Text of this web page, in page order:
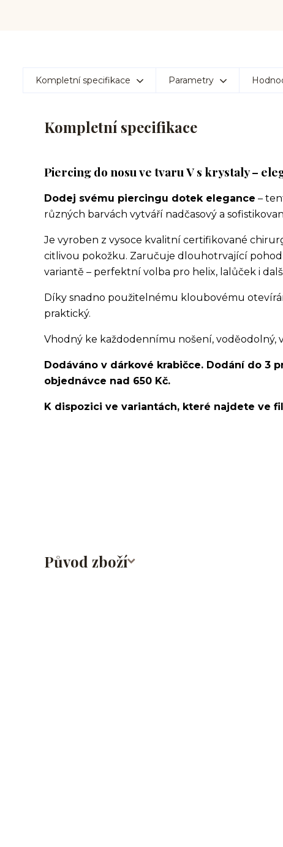
Kompletní specifikace Parametry
Kompletní specifikace
Piercing do nosu ve tvaru V s krystaly –
Dodej svému piercingu dotek elegance –
různých barvách vytváří nadčasový a
Je vyroben z vysoce kvalitní certifikované
citlivou pokožku. Zaručuje dlouhotrvající
variantě – perfektní volba pro helix, lalůček i
Díky snadno použitelnému kloubovému
praktický.
Vhodný ke každodennímu nošení, voděodolný,
Dodáváno v dárkové krabičce. Dodání do 3
objednávce nad 650 Kč.
K dispozici ve variantách, které najdete ve
Původ zboží